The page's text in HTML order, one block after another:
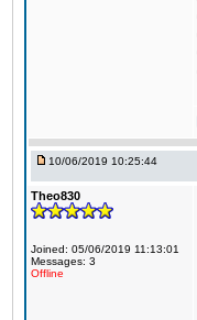
10/06/2019 10:25:44
Theo830
Joined: 05/06/2019 11:13:01
Messages: 3
Offline